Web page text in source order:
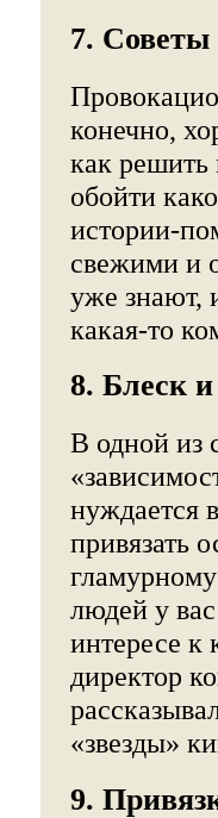
7.
конечно,
как решить
обойти
истории-
свежими и
уже знают,
какая-то
8. Блеск
В одной из
нуждается
привязать
людей у
интересе к
директор
«звезды»
9.